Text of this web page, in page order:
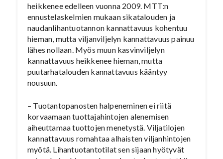
heikkenee edelleen vuonna 2009. MTT:n
ennustelaskelmien mukaan sikatalouden ja
naudanlihantuotannon kannattavuus kohentuu
hieman, mutta viljanviljelyn kannattavuus painuu
lähes nollaan. Myös muun kasvinviljelyn
kannattavuus heikkenee hieman, mutta
puutarhatalouden kannattavuus kääntyy
nousuun.
– Tuotantopanosten halpeneminen ei riitä
korvaamaan tuottajahintojen alenemisen
aiheuttamaa tuottojen menetystä. Viljatilojen
kannattavuus romahtaa alhaisten viljanhintojen
myötä. Lihantuotantotilat sen sijaan hyötyvät